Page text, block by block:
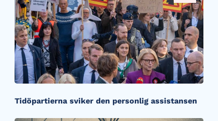
Tidöpartierna sviker den personlig assistansen